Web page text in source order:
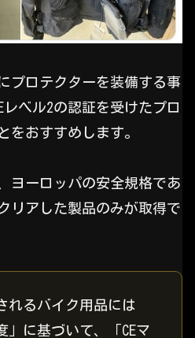
プロテクターを装備する事
レベル2の認証を受けたプロ
をおすすめします。
ヨーロッパの安全規格であ
リアした製品のみが取得で
れるバイク用品には
」に基づいて、「CEマ